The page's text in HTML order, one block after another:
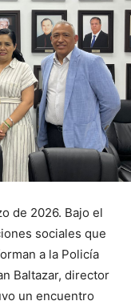
de 2026. Bajo el
sociales que
a la Policía
Baltazar, director
un encuentro